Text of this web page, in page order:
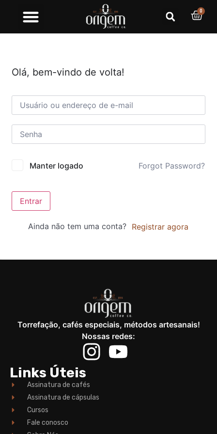
0
Olá, bem-vindo de volta!
Manter logado Forgot Password?
Entrar
Ainda não tem uma conta? Registrar agora
Torrefação, cafés especiais, métodos artesanais!
Nossas redes:
Links Úteis
Assinatura de cafés
Assinatura de cápsulas
Cursos
Fale conosco